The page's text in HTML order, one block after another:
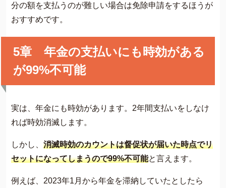
分の額を支払うのが難しい場合は免除申請をするほうが
おすすめです。
5章 年金の支払いにも時効がある
が99%不可能
実は、年金にも時効があります。2年間支払いをしなけ
れば時効消滅します。
しかし、 消滅時効のカウントは督促状が届いた時点でリ
セットになってしまうので99%不可能と言えます。
例えば、2023年1月から年金を滞納していたとしたら